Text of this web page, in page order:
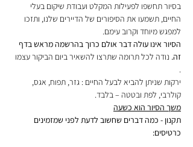
בסיור תחשפו לפעילות המקלט ועבודת שיקום בעלי
החיים, תשמעו את הסיפורים של הדיירים שלנו, ותזכו
למפגש מיוחד וקרוב עימם.
הסיור אינו עולה דבר אולם כרוך בהרשמה מראש בדף
זה.
.
ירקות שניתן להביא לבעל החיים : גזר, תפוח, אגס,
קולרבי, לפת ובטטה – בלבד.
משך הסיור הוא כשעה
תקנון - כמה דברים שחשוב לדעת לפני שמזמינים
כרטיסים: